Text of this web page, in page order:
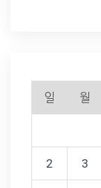
일 월
2 3